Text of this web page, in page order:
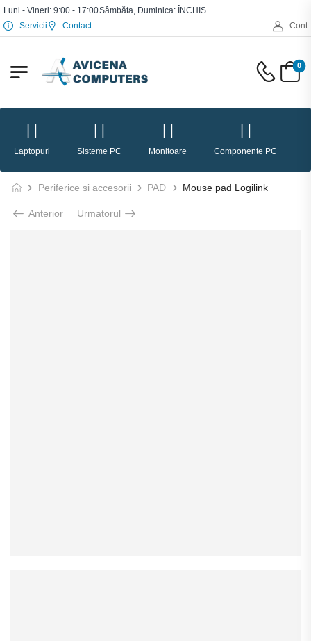
Luni - Vineri: 9:00 - 17:00Sâmbăta, Duminica: ÎNCHIS
Servicii
Contact Cont
0
Laptopuri Sisteme PC Monitoare Componente PC
Periferice si accesorii PAD Mouse pad Logilink
Anterior Urmatorul